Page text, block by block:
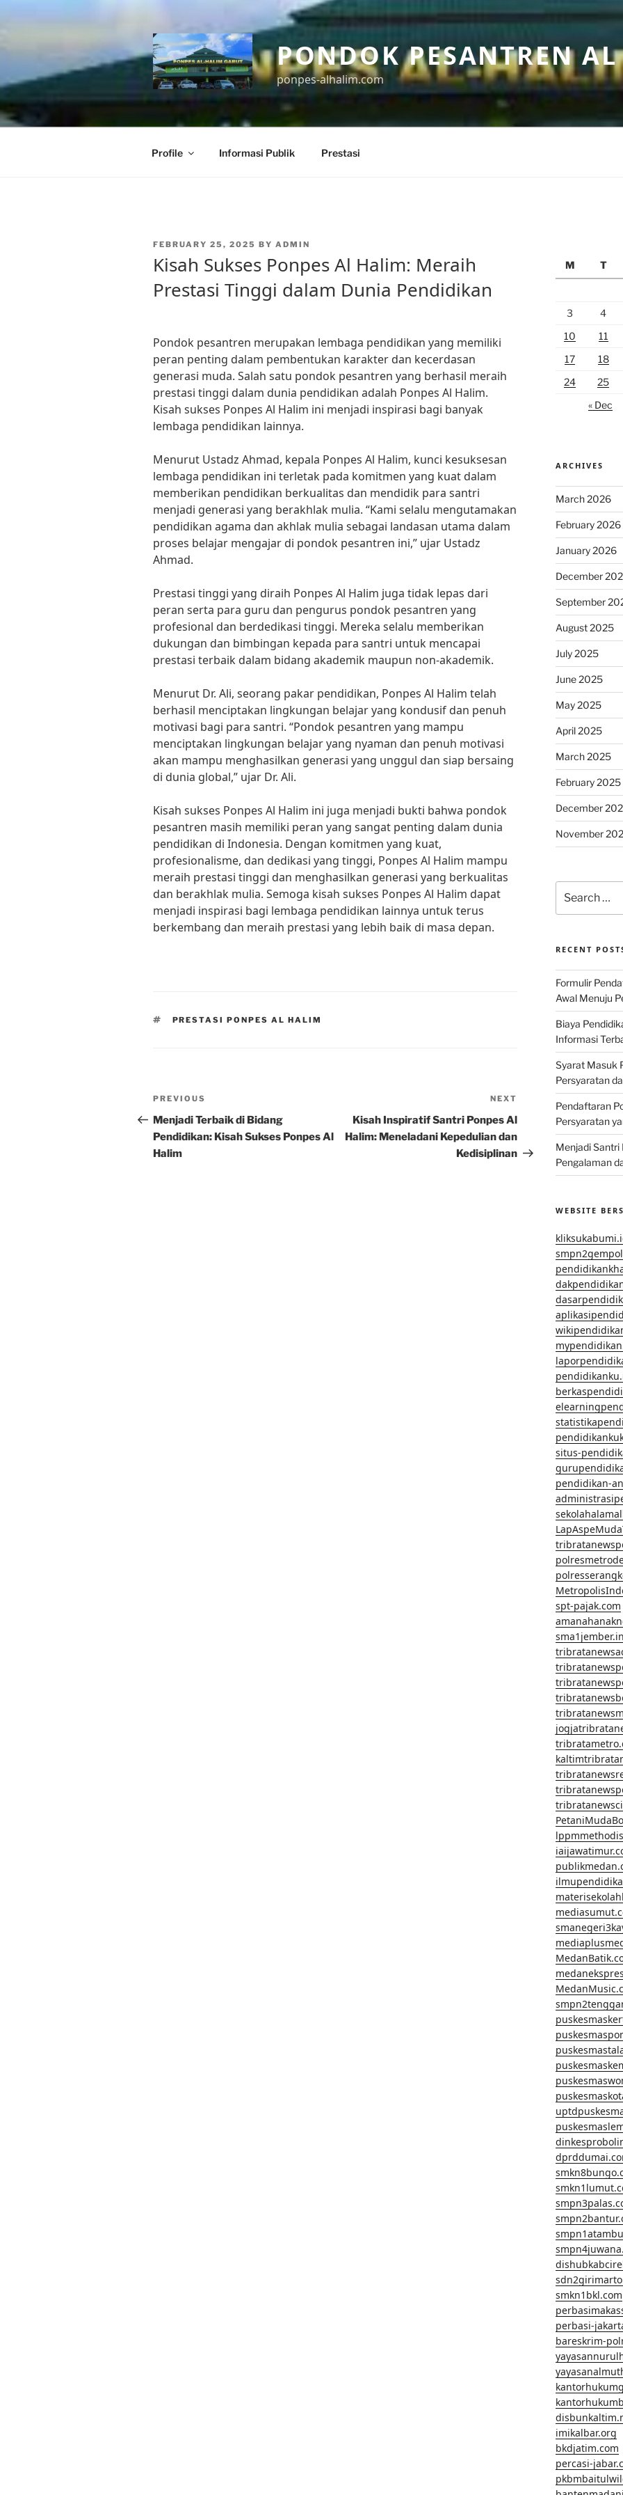
PONDOK PESANTREN
ponpes-alhalim.com
Profile Informasi Publik Prestasi
POSTED
FEBRUARY 25, 2025 BY ADMIN
Kisah Sukses Ponpes Al Halim: Meraih
Prestasi Tinggi dalam Dunia Pendidikan
Pondok pesantren merupakan lembaga pendidikan yang memiliki
peran penting dalam pembentukan karakter dan kecerdasan
generasi muda. Salah satu pondok pesantren yang berhasil meraih
prestasi tinggi dalam dunia pendidikan adalah Ponpes Al Halim.
Kisah sukses Ponpes Al Halim ini menjadi inspirasi bagi banyak
lembaga pendidikan lainnya.
Menurut Ustadz Ahmad, kepala Ponpes Al Halim, kunci kesuksesan
lembaga pendidikan ini terletak pada komitmen yang kuat dalam
memberikan pendidikan berkualitas dan mendidik para santri
menjadi generasi yang berakhlak mulia. “Kami selalu mengutamakan
pendidikan agama dan akhlak mulia sebagai landasan utama dalam
proses belajar mengajar di pondok pesantren ini,” ujar Ustadz
Ahmad.
Prestasi tinggi yang diraih Ponpes Al Halim juga tidak lepas dari
peran serta para guru dan pengurus pondok pesantren yang
profesional dan berdedikasi tinggi. Mereka selalu memberikan
dukungan dan bimbingan kepada para santri untuk mencapai
prestasi terbaik dalam bidang akademik maupun non-akademik.
Menurut Dr. Ali, seorang pakar pendidikan, Ponpes Al Halim telah
berhasil menciptakan lingkungan belajar yang kondusif dan penuh
motivasi bagi para santri. “Pondok pesantren yang mampu
menciptakan lingkungan belajar yang nyaman dan penuh motivasi
akan mampu menghasilkan generasi yang unggul dan siap bersaing
di dunia global,” ujar Dr. Ali.
Kisah sukses Ponpes Al Halim ini juga menjadi bukti bahwa pondok
pesantren masih memiliki peran yang sangat penting dalam dunia
pendidikan di Indonesia. Dengan komitmen yang kuat,
profesionalisme, dan dedikasi yang tinggi, Ponpes Al Halim mampu
meraih prestasi tinggi dan menghasilkan generasi yang berkualitas
dan berakhlak mulia. Semoga kisah sukses Ponpes Al Halim dapat
menjadi inspirasi bagi lembaga pendidikan lainnya untuk terus
berkembang dan meraih prestasi yang lebih baik di masa depan.
TAGS
PRESTASI PONPES AL HALIM
Post
navigation
Previous
Post
PREVIOUS
Menjadi Terbaik di Bidang
Pendidikan: Kisah Sukses Ponpes Al
Halim
Post
NEXT
Kisah Inspiratif Santri Ponpes Al
Halim: Meneladani Kepedulian dan
Kedisiplinan
M
T
3
4
10
11
17
18
24
25
« Dec
ARCHIVES
March 2026
February 2026
January 2026
December
September
August 2025
July 2025
June 2025
May 2025
April 2025
March 2025
February 2025
December
November
for:
RECENT
Formulir
Awal Menuju
Biaya
Informasi
Syarat Masuk
Persyaratan
Pendaftaran
Persyaratan
Menjadi Santri
Pengalaman
WEBSITE
situs-
pendidikan-
spt-pajak.com
smkn1bkl.com
perbasi-
bareskrim-
imikalbar.org
bkdjatim.com
percasi-